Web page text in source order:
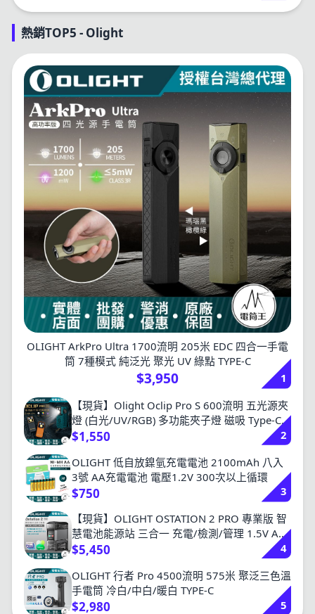
熱銷TOP5 - Olight
OLIGHT ArkPro Ultra 1700流明 205米 EDC 四合一手電
筒 7種模式 純泛光 聚光 UV 綠點 TYPE-C
$3,950
1
【現貨】Olight Oclip Pro S 600流明 五光源夾
燈 (白光/UV/RGB) 多功能夾子燈 磁吸 Type-C
充電
$1,550
2
OLIGHT 低自放鎳氫充電電池 2100mAh 八入
3號 AA充電電池 電壓1.2V 300次以上循環
$750
3
【現貨】OLIGHT OSTATION 2 PRO 專業版 智
慧電池能源站 三合一 充電/檢測/管理 1.5V AA
鋰電池 鎳氫 AA /AAA
$5,450
4
OLIGHT 行者 Pro 4500流明 575米 聚泛三色溫
手電筒 冷白/中白/暖白 TYPE-C
$2,980 5